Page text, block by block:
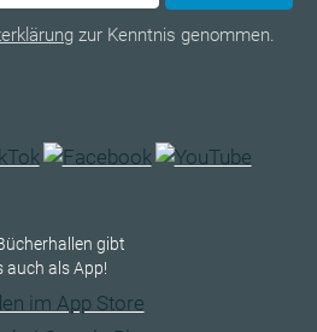
zur Kenntnis genommen.
gibt
auch als App!